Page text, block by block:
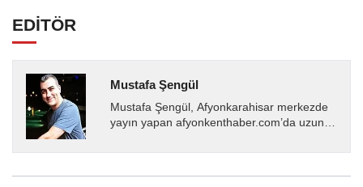
EDİTÖR
Mustafa Şengül
Mustafa Şengül, Afyonkarahisar merkezde
yayın yapan afyonkenthaber.com’da uzun
almakta, haber akışı...